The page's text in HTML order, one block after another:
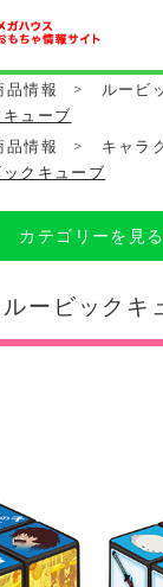
品情報 > ルービ
ューブ
品情報 > キャラ
クキューブ
カテゴリーを見る
ービックキ